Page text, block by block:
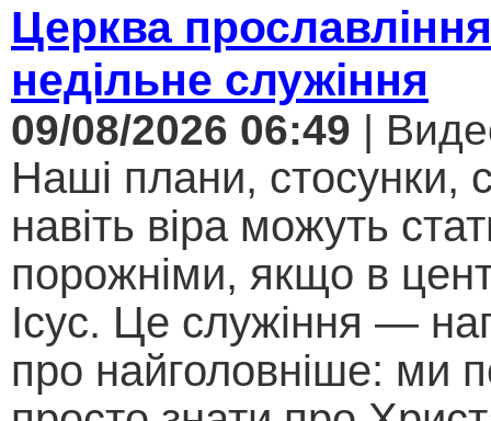
Церква
недільне служіння
09/08/2026 06:49 |
Наші плани, стосунки,
навіть віра можуть
порожніми, якщо в
Ісус. Це служіння —
про найголовніше: ми